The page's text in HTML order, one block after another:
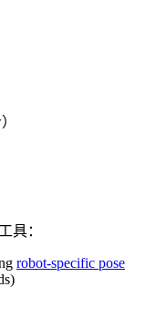
具：
robot-specific pose